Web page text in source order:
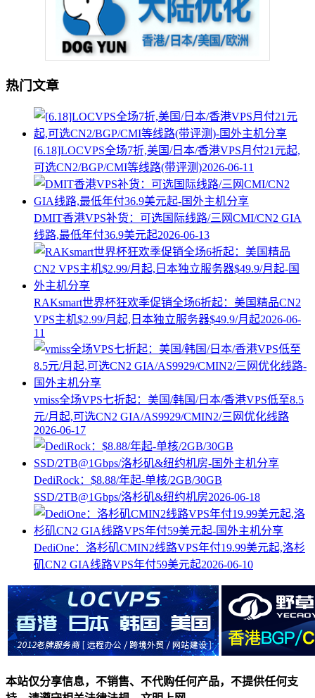
热门文章
[6.18]LOCVPS全场7折,美国/日本/香港VPS月付21元起,
可选CN2/BGP/CMI等线路(带评测)2026-06-11
DMIT香港VPS补货：可选国际线路/三网CMI/CN2 GIA
线路,最低年付36.9美元起2026-06-13
RAKsmart世界杯狂欢季促销全场6折起：美国精品CN2
VPS主机$2.99/月起,日本独立服务器$49.9/月起2026-06-
11
vmiss全场VPS七折起：美国/韩国/日本/香港VPS低至8.5
元/月起,可选CN2 GIA/AS9929/CMIN2/三网优化线路
2026-06-17
DediRock：$8.88/年起-单核/2GB/30GB
SSD/2TB@1Gbps/洛杉矶&纽约机房2026-06-18
DediOne：洛杉矶CMIN2线路VPS年付19.99美元起,洛杉
矶CN2 GIA线路VPS年付59美元起2026-06-10
本站仅分享信息，不销售、不代购任何产品，不提供任何支